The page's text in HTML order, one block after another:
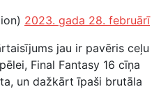
2023. gada 28. februārī
jau ir pavēris ceļu
Final Fantasy 16 cīņa
un dažkārt īpaši brutāla